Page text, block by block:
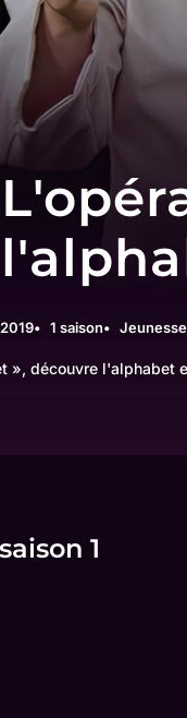
2019 1 saison Jeunesse
», découvre l'alphabet
1